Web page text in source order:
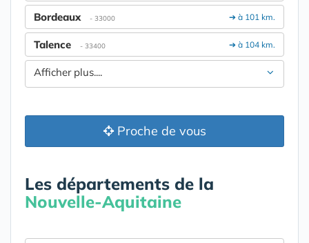
➔ à 101 km.
Bordeaux - 33000
➔ à 104 km.
Talence - 33400
Afficher plus....
Proche de vous
Les départements de la
Nouvelle-Aquitaine